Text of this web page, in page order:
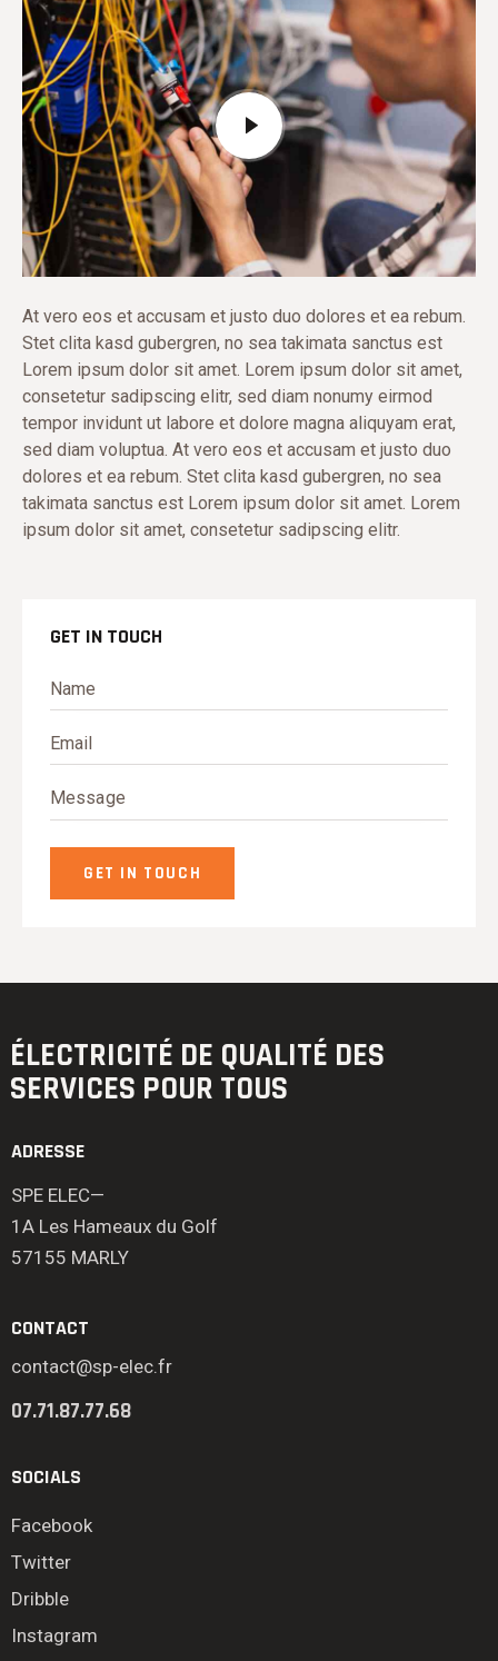
At vero eos et accusam et justo duo dolores et ea rebum.
Stet clita kasd gubergren, no sea takimata sanctus est
Lorem ipsum dolor sit amet. Lorem ipsum dolor sit amet,
consetetur sadipscing elitr, sed diam nonumy eirmod
tempor invidunt ut labore et dolore magna aliquyam erat,
sed diam voluptua. At vero eos et accusam et justo duo
dolores et ea rebum. Stet clita kasd gubergren, no sea
takimata sanctus est Lorem ipsum dolor sit amet. Lorem
ipsum dolor sit amet, consetetur sadipscing elitr.
GET IN TOUCH
ÉLECTRICITÉ DE QUALITÉ DES
SERVICES POUR TOUS
ADRESSE
SPE ELEC—
1A Les Hameaux du Golf
57155 MARLY
CONTACT
contact@sp-elec.fr
07.71.87.77.68
SOCIALS
Facebook
Twitter
Dribble
Instagram